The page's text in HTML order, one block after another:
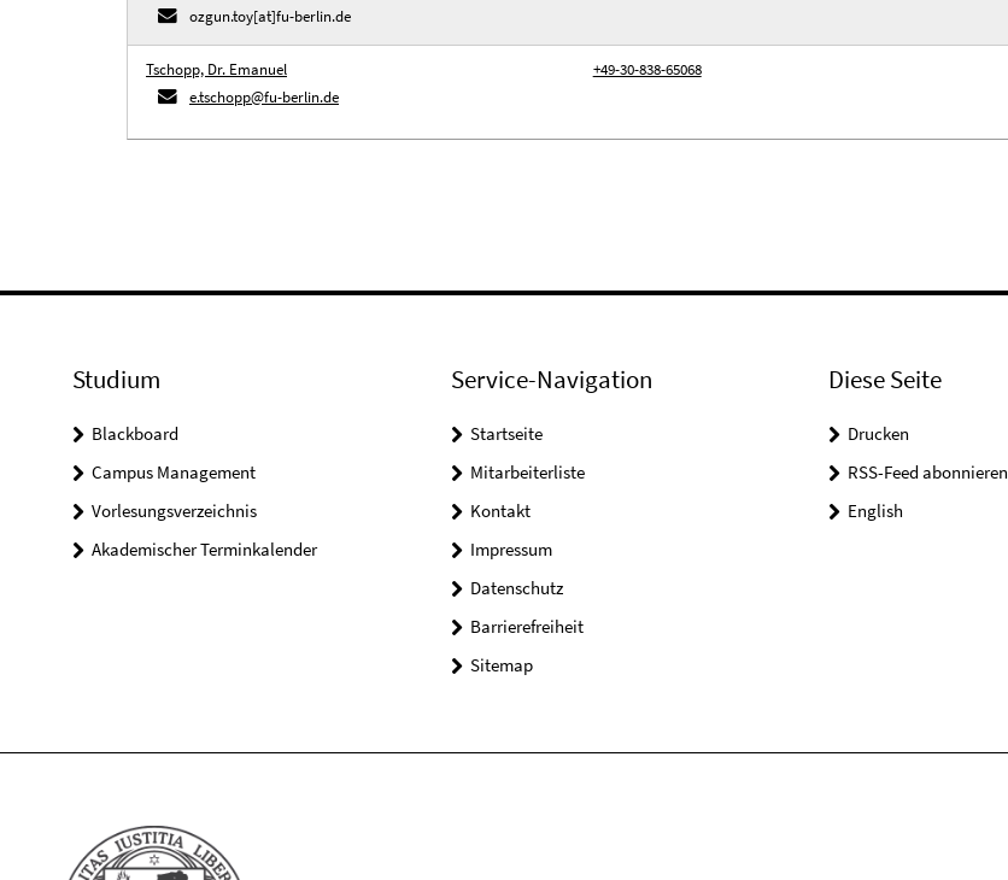
ozgun.toy[at]fu-berlin.de
Tschopp, Dr. Emanuel
e.tschopp@fu-berlin.de
+49-30-838-65068
Studium
Blackboard
Campus Management
Vorlesungsverzeichnis
Akademischer Terminkalender
Service-Navigation
Startseite
Mitarbeiterliste
Kontakt
Impressum
Datenschutz
Barrierefreiheit
Sitemap
Diese Seite
Drucken
RSS-Feed abonnieren
English